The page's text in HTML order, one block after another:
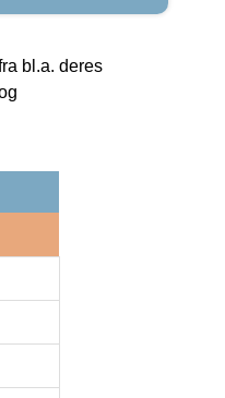
bl.a. deres